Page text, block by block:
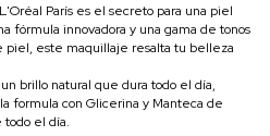
París es el secreto para una piel
fórmula innovadora y una gama de tonos
piel, este maquillaje resalta tu belleza
brillo natural que dura todo el día,
formula con Glicerina y Manteca de
el día.